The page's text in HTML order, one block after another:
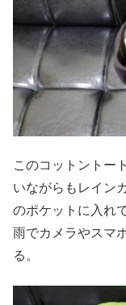
このコットントー
いながらもレイン
のポケットに入れ
雨でカメラやスマ
る。